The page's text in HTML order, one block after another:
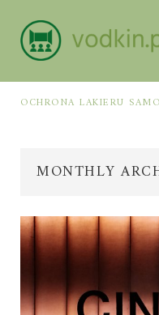
OCHRONA LAKIERU SAMOCHODOWEGO: POWŁOKI CERAMICZNE, POLIMEROWE, ELASTOMEROWE I FOLIA PPF – JAK DOBRAĆ METODĘ DO WARUNKÓW I PIELĘGNACJI
MONTHLY